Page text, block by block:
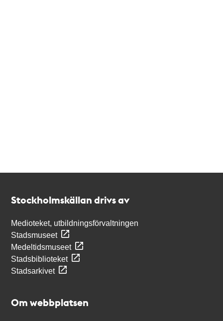
Stockholmskällan drivs av
Medioteket, utbildningsförvaltningen
Stadsmuseet
Medeltidsmuseet
Stadsbiblioteket
Stadsarkivet
Om webbplatsen